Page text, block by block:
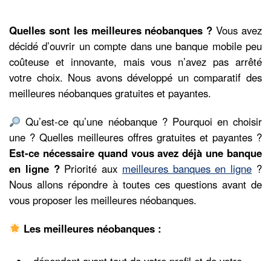
Quelles sont les meilleures néobanques ? Vous avez
décidé d’ouvrir un compte dans une banque mobile peu
coûteuse et innovante, mais vous n’avez pas arrêté
votre choix. Nous avons développé un comparatif des
meilleures néobanques gratuites et payantes.
Qu’est-ce qu’une néobanque ? Pourquoi en choisir
une ? Quelles meilleures offres gratuites et payantes ?
Est-ce nécessaire quand vous avez déjà une banque
en ligne ?Priorité aux meilleures banques en ligne ?
Nous allons répondre à toutes ces questions avant de
vous proposer les meilleures néobanques.
Les meilleures néobanques :